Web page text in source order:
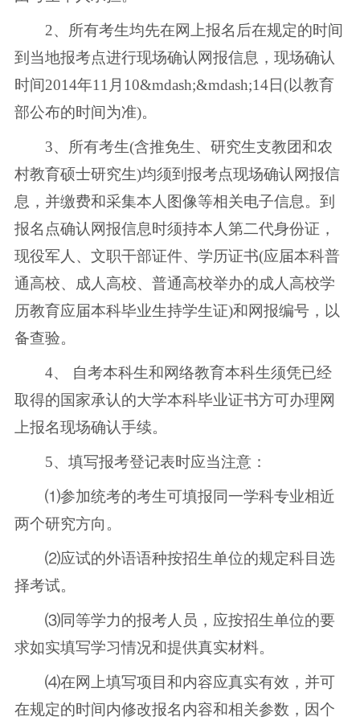
2、所有考生均先在网上报名后在规定的时间
到当地报考点进行现场确认网报信息，现场确认
时间2014年11月10&mdash;&mdash;14日(以教育
部公布的时间为准)。
3、所有考生(含推免生、研究生支教团和农
村教育硕士研究生)均须到报考点现场确认网报信
息，并缴费和采集本人图像等相关电子信息。到
报名点确认网报信息时须持本人第二代身份证，
现役军人、文职干部证件、学历证书(应届本科普
通高校、成人高校、普通高校举办的成人高校学
历教育应届本科毕业生持学生证)和网报编号，以
备查验。
4、 自考本科生和网络教育本科生须凭已经
取得的国家承认的大学本科毕业证书方可办理网
上报名现场确认手续。
5、填写报考登记表时应当注意：
⑴参加统考的考生可填报同一学科专业相近
两个研究方向。
⑵应试的外语语种按招生单位的规定科目选
择考试。
⑶同等学力的报考人员，应按招生单位的要
求如实填写学习情况和提供真实材料。
⑷在网上填写项目和内容应真实有效，并可
在规定的时间内修改报名内容和相关参数，因个